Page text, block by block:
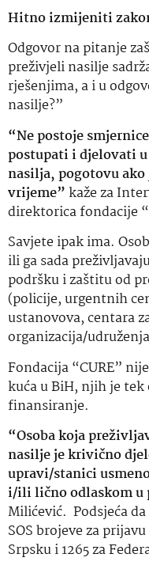
Hitno izmijeniti
Odgovor na pitanje
preživjeli nasilje
rješenjima, a i u
nasilje?”
“Ne postoje
postupati i djelovati
nasilja, pogotovu
vrijeme”kaže za
direktorica fondacije
Savjete ipak ima.
ili ga sada
podršku i zaštitu od
(policije, urgentnih
ustanovova, centara
organizacija/
Fondacija “CURE”
kuća u BiH, njih je
finansiranje.
“Osoba koja
nasilje je krivično
upravi/stanici
i/ili lično odlaskom u
Milićević. Podsjeća
SOS brojeve za
Srpsku i 1265 za